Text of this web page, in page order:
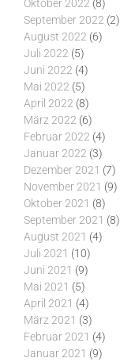
Oktober 2022 (8)
September 2022 (2)
August 2022 (6)
Juli 2022 (5)
Juni 2022 (4)
Mai 2022 (5)
April 2022 (8)
März 2022 (6)
Februar 2022 (4)
Januar 2022 (3)
Dezember 2021 (7)
November 2021 (9)
Oktober 2021 (8)
September 2021 (8)
August 2021 (4)
Juli 2021 (10)
Juni 2021 (9)
Mai 2021 (5)
April 2021 (4)
März 2021 (3)
Februar 2021 (4)
Januar 2021 (9)